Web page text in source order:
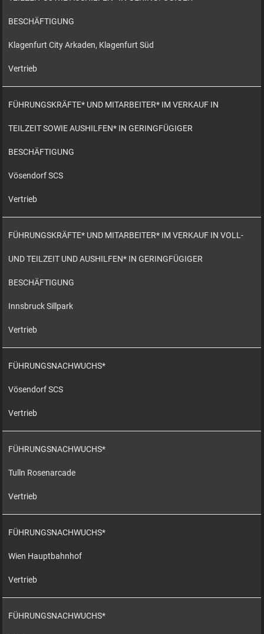
BESCHÄFTIGUNG
Klagenfurt City Arkaden, Klagenfurt Süd
Vertrieb
FÜHRUNGSKRÄFTE* UND MITARBEITER* IM VERKAUF IN
TEILZEIT SOWIE AUSHILFEN* IN GERINGFÜGIGER
BESCHÄFTIGUNG
Vösendorf SCS
Vertrieb
FÜHRUNGSKRÄFTE* UND MITARBEITER* IM VERKAUF IN VOLL-
UND TEILZEIT UND AUSHILFEN* IN GERINGFÜGIGER
BESCHÄFTIGUNG
Innsbruck Sillpark
Vertrieb
FÜHRUNGSNACHWUCHS*
Vösendorf SCS
Vertrieb
FÜHRUNGSNACHWUCHS*
Tulln Rosenarcade
Vertrieb
FÜHRUNGSNACHWUCHS*
Wien Hauptbahnhof
Vertrieb
FÜHRUNGSNACHWUCHS*